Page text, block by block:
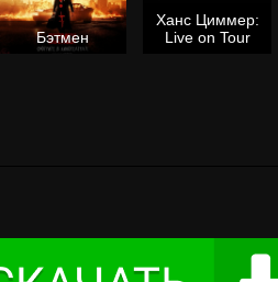
Бэтмен
Ханс Циммер:
Live on Tour